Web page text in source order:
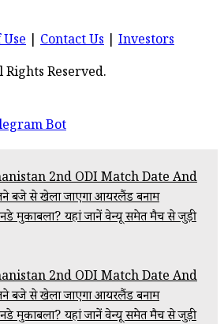
Contact Us
Investors
Reserved.
2nd ODI Match Date And
बजे से खेला जाएगा आयरलैंड बनाम
मुकाबला? यहां जानें वेन्यू समेत मैच से जुड़ी
2nd ODI Match Date And
बजे से खेला जाएगा आयरलैंड बनाम
मुकाबला? यहां जानें वेन्यू समेत मैच से जुड़ी